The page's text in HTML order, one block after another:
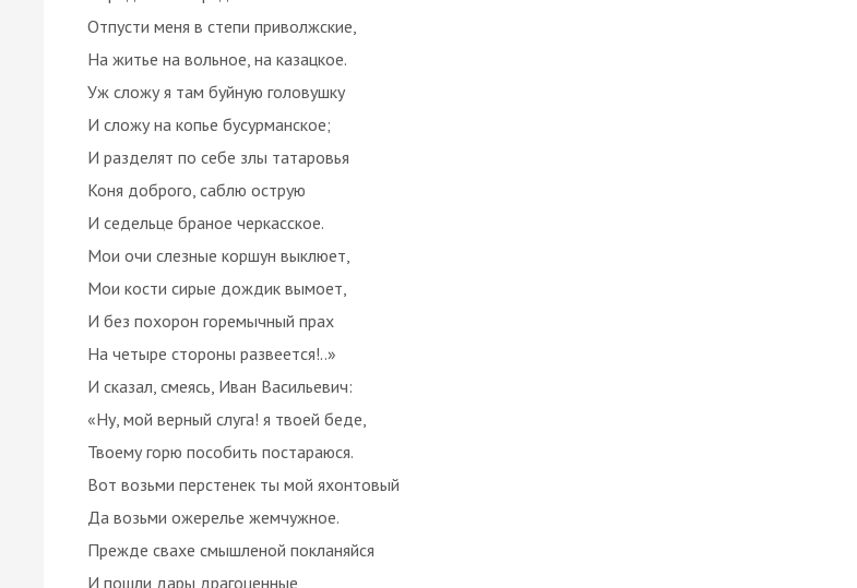
Отпусти меня в степи приволжские,
На житье на вольное, на казацкое.
Уж сложу я там буйную головушку
И сложу на копье бусурманское;
И разделят по себе злы татаровья
Коня доброго, саблю острую
И седельце браное черкасское.
Мои очи слезные коршун выклюет,
Мои кости сирые дождик вымоет,
И без похорон горемычный прах
На четыре стороны развеется!..»
И сказал, смеясь, Иван Васильевич:
«Ну, мой верный слуга! я твоей беде,
Твоему горю пособить постараюся.
Вот возьми перстенек ты мой яхонтовый
Да возьми ожерелье жемчужное.
Прежде свахе смышленой покланяйся
И пошли дары драгоценные